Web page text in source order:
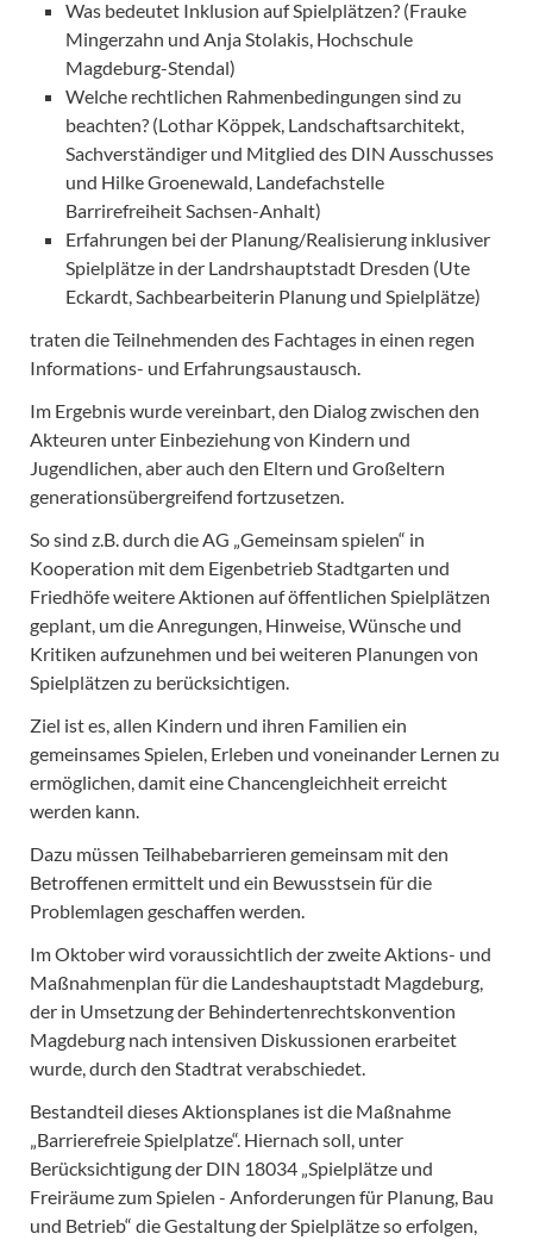
Was bedeutet Inklusion auf Spielplätzen? (Frauke
Mingerzahn und Anja Stolakis, Hochschule
Magdeburg-Stendal)
Welche rechtlichen Rahmenbedingungen sind zu
beachten? (Lothar Köppek, Landschaftsarchitekt,
Sachverständiger und Mitglied des DIN Ausschusses
und Hilke Groenewald, Landefachstelle
Barrirefreiheit Sachsen-Anhalt)
Erfahrungen bei der Planung/Realisierung inklusiver
Spielplätze in der Landrshauptstadt Dresden (Ute
Eckardt, Sachbearbeiterin Planung und Spielplätze)
traten die Teilnehmenden des Fachtages in einen regen
Informations- und Erfahrungsaustausch.
Im Ergebnis wurde vereinbart, den Dialog zwischen den
Akteuren unter Einbeziehung von Kindern und
Jugendlichen, aber auch den Eltern und Großeltern
generationsübergreifend fortzusetzen.
So sind z.B. durch die AG „Gemeinsam spielen“ in
Kooperation mit dem Eigenbetrieb Stadtgarten und
Friedhöfe weitere Aktionen auf öffentlichen Spielplätzen
geplant, um die Anregungen, Hinweise, Wünsche und
Kritiken aufzunehmen und bei weiteren Planungen von
Spielplätzen zu berücksichtigen.
Ziel ist es, allen Kindern und ihren Familien ein
gemeinsames Spielen, Erleben und voneinander Lernen zu
ermöglichen, damit eine Chancengleichheit erreicht
werden kann.
Dazu müssen Teilhabebarrieren gemeinsam mit den
Betroffenen ermittelt und ein Bewusstsein für die
Problemlagen geschaffen werden.
Im Oktober wird voraussichtlich der zweite Aktions- und
Maßnahmenplan für die Landeshauptstadt Magdeburg,
der in Umsetzung der Behindertenrechtskonvention
Magdeburg nach intensiven Diskussionen erarbeitet
wurde, durch den Stadtrat verabschiedet.
Bestandteil dieses Aktionsplanes ist die Maßnahme
„Barrierefreie Spielplatze“. Hiernach soll, unter
Berücksichtigung der DIN 18034 „Spielplätze und
Freiräume zum Spielen - Anforderungen für Planung, Bau
und Betrieb“ die Gestaltung der Spielplätze so erfolgen,